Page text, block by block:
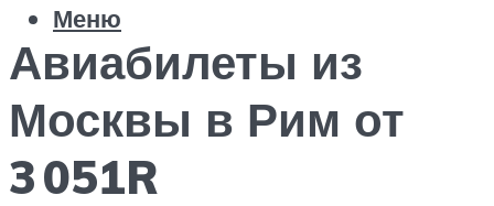
Меню
Авиабилеты из
Москвы в Рим от
3 051R